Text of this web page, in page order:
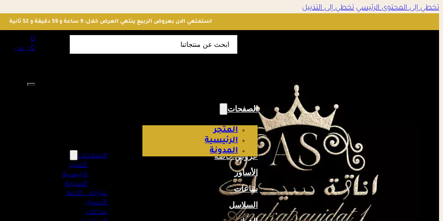
تخطي إلى المحتوى الرئيسي تخطي إلى التذييل
استمتعي الان بعروض الربيع ينتهي العرض خلال: 9 ساعة و 59 دقيقة و 50 ثانية
0
0 ر.س
الصفحات
المتجر
الرئيسية
المدونة
عروض خاصه
الأساور
ساعات
السلاسل
الصفحات
المتجر
الرئيسية
المدونة
عروض خاصه
الأساور
ساعات